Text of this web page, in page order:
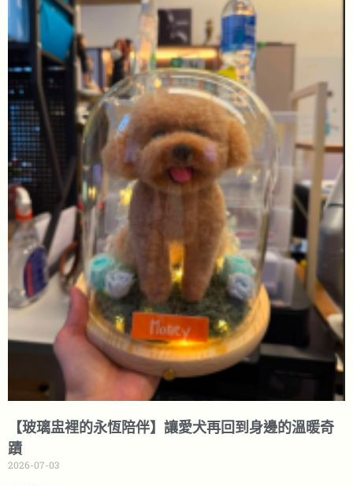
【玻璃盅裡的永恆陪伴】讓愛犬再回到身邊的溫暖奇
蹟
2026-07-03